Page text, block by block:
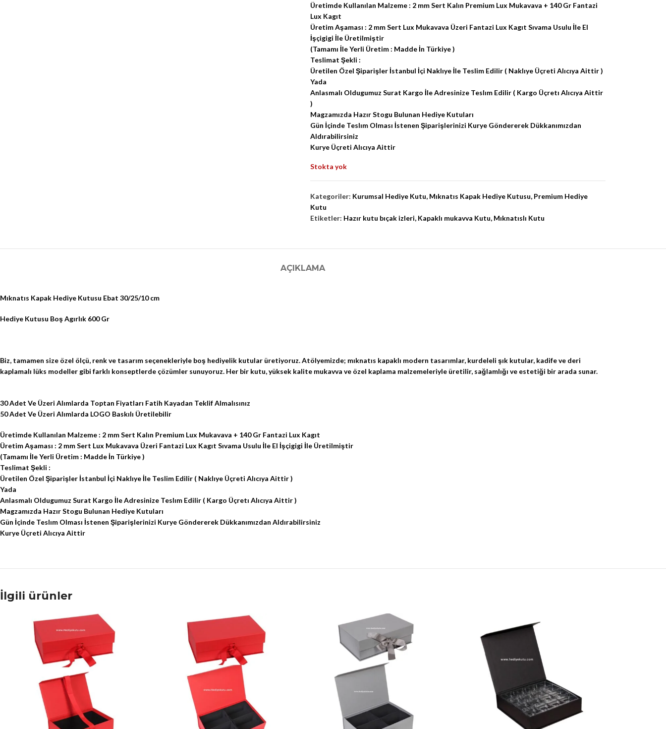
Üretimde Kullanılan Malzeme : 2 mm Sert Kalın Premium Lux Mukavava + 140 Gr Fantazi
Lux Kagıt
Üretim Aşaması : 2 mm Sert Lux Mukavava Üzeri Fantazi Lux Kagıt Sıvama Usulu İle El
İşçigigi İle Üretilmiştir
(Tamamı İle Yerli Üretim : Madde İn Türkiye )
Teslimat Şekli :
Üretilen Özel Şiparişler İstanbul İçi Naklıye İle Teslim Edilir ( Naklıye Üçreti Alıcıya Aittir )
Yada
Anlasmalı Oldugumuz Surat Kargo İle Adresinize Teslım Edilir ( Kargo Üçretı Alıcıya Aittir
)
Magzamızda Hazır Stogu Bulunan Hediye Kutuları
Gün İçinde Teslım Olması İstenen Şiparişlerinizi Kurye Göndererek Dükkanımızdan
Aldırabilirsiniz
Kurye Üçreti Alıcıya Aittir
Stokta yok
Kategoriler: Kurumsal Hediye Kutu, Mıknatıs Kapak Hediye Kutusu, Premium Hediye
Kutu
Etiketler: Hazır kutu bıçak izleri, Kapaklı mukavva Kutu, Mıknatıslı Kutu
AÇIKLAMA
Mıknatıs Kapak Hediye Kutusu Ebat 30/25/10 cm
Hediye Kutusu Boş Agırlık 600 Gr
Biz, tamamen size özel ölçü, renk ve tasarım seçenekleriyle boş hediyelik kutular üretiyoruz. Atölyemizde; mıknatıs kapaklı modern tasarımlar, kurdeleli şık kutular, kadife ve deri
kaplamalı lüks modeller gibi farklı konseptlerde çözümler sunuyoruz. Her bir kutu, yüksek kalite mukavva ve özel kaplama malzemeleriyle üretilir, sağlamlığı ve estetiği bir arada sunar.
30 Adet Ve Üzeri Alımlarda Toptan Fiyatları Fatih Kayadan Teklif Almalısınız
50 Adet Ve Üzeri Alımlarda LOGO Baskılı Üretilebilir
Üretimde Kullanılan Malzeme : 2 mm Sert Kalın Premium Lux Mukavava + 140 Gr Fantazi Lux Kagıt
Üretim Aşaması : 2 mm Sert Lux Mukavava Üzeri Fantazi Lux Kagıt Sıvama Usulu İle El İşçigigi İle Üretilmiştir
(Tamamı İle Yerli Üretim : Madde İn Türkiye )
Teslimat Şekli :
Üretilen Özel Şiparişler İstanbul İçi Naklıye İle Teslim Edilir ( Naklıye Üçreti Alıcıya Aittir )
Yada
Anlasmalı Oldugumuz Surat Kargo İle Adresinize Teslım Edilir ( Kargo Üçretı Alıcıya Aittir )
Magzamızda Hazır Stogu Bulunan Hediye Kutuları
Gün İçinde Teslım Olması İstenen Şiparişlerinizi Kurye Göndererek Dükkanımızdan Aldırabilirsiniz
Kurye Üçreti Alıcıya Aittir
İlgili ürünler